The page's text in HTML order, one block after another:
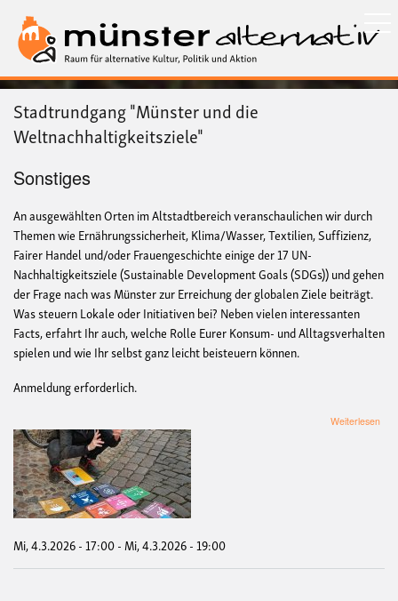
zum
Inhalt
Stadtrundgang "Münster und die
Weltnachhaltigkeitsziele"
Sonstiges
An ausgewählten Orten im Altstadtbereich veranschaulichen wir durch
Themen wie Ernährungssicherheit, Klima/Wasser, Textilien, Suffizienz,
Fairer Handel und/oder Frauengeschichte einige der 17 UN-
Nachhaltigkeitsziele (Sustainable Development Goals (SDGs)) und gehen
der Frage nach was Münster zur Erreichung der globalen Ziele beiträgt.
Was steuern Lokale oder Initiativen bei? Neben vielen interessanten
Facts, erfahrt Ihr auch, welche Rolle Eurer Konsum- und Alltagsverhalten
spielen und wie Ihr selbst ganz leicht beisteuern können.
Anmeldung erforderlich.
Weiterlesen
Mi, 4.3.2026 - 17:00-Mi, 4.3.2026 - 19:00